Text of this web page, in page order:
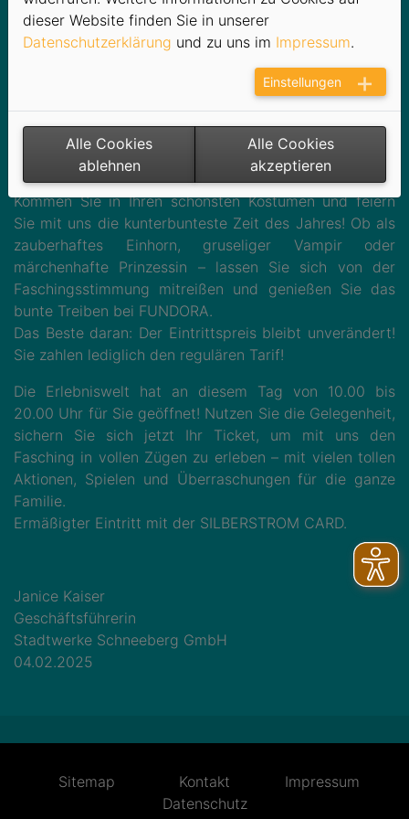
Abenteurer ihr detektivisches Talent unter Beweis
stellen und dabei den geheimen Schatz entdecken. Auf
dem Weg erwarten sie tolle Überraschungen und
Natürlich darf auch das Glücksrad nicht fehlen,
welches fantastische Preise bereithält – hier hat jeder
die Chance auf einen tollen Gewinn, der den Tag noch
unvergesslicher macht!
Kommen Sie in Ihren schönsten Kostümen und feiern
Sie mit uns die kunterbunteste Zeit des Jahres! Ob als
zauberhaftes Einhorn, gruseliger Vampir oder
märchenhafte Prinzessin – lassen Sie sich von der
Faschingsstimmung mitreißen und genießen Sie das
bunte Treiben bei FUNDORA.
Das Beste daran: Der Eintrittspreis bleibt unverändert!
Sie zahlen lediglich den regulären Tarif!
Die Erlebniswelt hat an diesem Tag von 10.00 bis
20.00 Uhr für Sie geöffnet! Nutzen Sie die Gelegenheit,
sichern Sie sich jetzt Ihr Ticket, um mit uns den
Fasching in vollen Zügen zu erleben – mit vielen tollen
Aktionen, Spielen und Überraschungen für die ganze
Familie.
Ermäßigter Eintritt mit der SILBERSTROM CARD.
Janice Kaiser
Geschäftsführerin
Stadtwerke Schneeberg GmbH
04.02.2025
Sitemap Kontakt
Impressum
Datenschutz
dieser Website finden Sie in unserer
Datenschutzerklärung und zu uns im Impressum.
Einstellungen
Alle Cookies
ablehnen
Alle Cookies
akzeptieren